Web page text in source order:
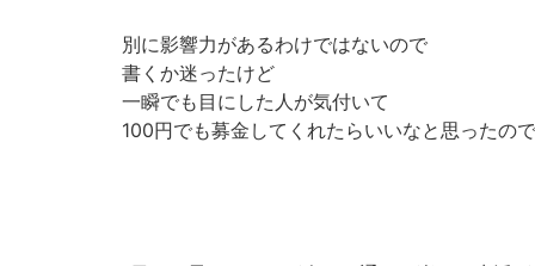
別に影響力があるわけではないので
書くか迷ったけど
一瞬でも目にした人が気付いて
100円でも募金してくれたらいいなと思ったので